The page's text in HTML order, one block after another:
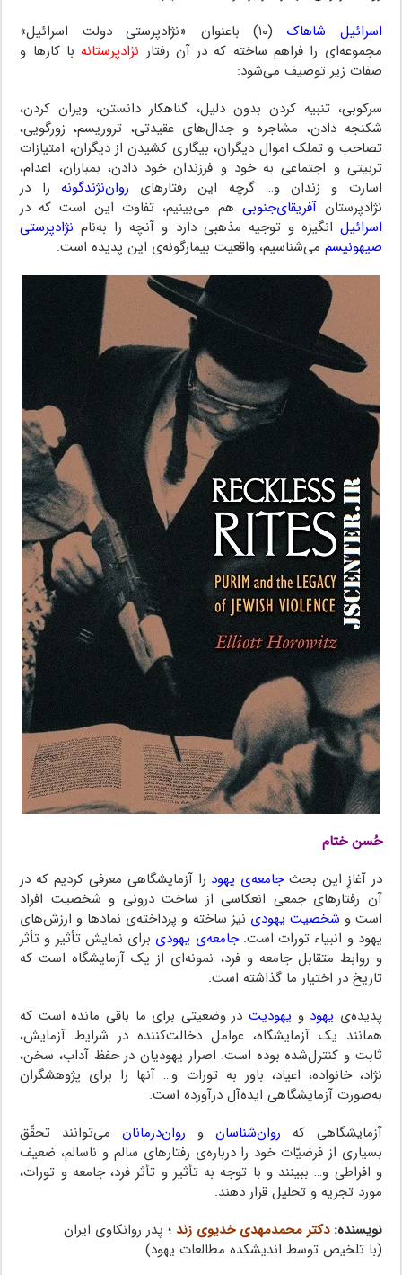
اسرائیل شاهاک
(۱۰) باعنوان «نژادپرستی دولت اسرائیل»
مجموعه‌ای را‌ فراهم‌ ساخته که در آن‌ رفتار نژادپرستانهبا کارها و
صفات زیر توصیف می‌شود:
سرکوبی‌، تنبیه کردن‌ بدون دلیل، گناهکار دانستن، ویران کردن،
شکنجه دادن، مشاجره و جدال‌های عقیدتی، تروریسم، زورگویی،
تصاحب‌ و تملک‌ اموال‌ دیگران، بیگاری کشیدن‌ از دیگران، امتیازات
تربیتی و اجتماعی به خود و فرزندان خود‌ دادن‌، بمباران، اعدام،
اسارت و زندان و… گرچه این رفتارهای روان‌نژندگونه را در
نژادپرستانآفریقای‌جنوبی هم می‌بینیم، تفاوت‌‌ این است‌ که در
اسرائیل انگیزه و توجیه مذهبی دارد و آنچه را به‌نام نژادپرستی‌
صیهونیسم‌‌ می‌شناسیم، واقعیت بیمارگونه‌ی این پدیده است.
حُسن ختام
در آغازِ این بحثجامعه‌ی یهود را آزمایشگاهی معرفی کردیم که ‌‌در‌
آن رفتارهای جمعی‌ انعکاسی از ساخت درونی و شخصیت افراد
است و شخصیت یهودی نیز‌ ساخته‌ و پرداخته‌ی‌‌ نمادها و ارزش‌های
یهود و انبیاء تورات است.جامعه‌ی یهودی برای نمایش تأثیر و تأثر
و روابط متقابل جامعه‌ و فرد،‌ نمونه‌ای از یک آزمایشگاه‌ است‌ که
تاریخ در اختیار ما گذاشته است.
پدیده‌ی یهود و یهودیت در وضعیتی برای ما باقی مانده است که
همانند یک آزمایشگاه، عوامل دخالت‌کننده‌ در شرایط آزمایش،
ثابت و کنترل‌شده بوده است. اصرار یهودیان‌ در حفظ آداب، سخن،
نژاد، خانواده، اعیاد، باور به تورات و… آنها را برای پژوهشگران‌
به‌صورت آزمایشگاهی ایده‌آل درآورده است.
آزمایشگاهی که روان‌شناسان و روان‌درمانانمی‌توانند تحقّق
بسیاری از‌ فرضیّات‌ خود را درباره‌ی رفتارهای سالم و ناسالم، ضعیف
و افراطی و… ببینند و با توجه به تأثیر و تأثر فرد، جامعه و تورات،
مورد تجزیه و تحلیل قرار دهند.
نویسنده: دکتر محمدمهدی خدیوی زند ؛ پدر روانکاوی ایران
(با تلخیص توسط اندیشکده مطالعات یهود)